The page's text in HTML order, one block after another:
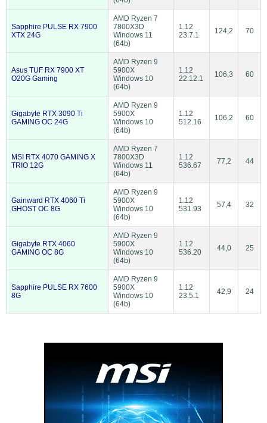
Sapphire PULSE RX 7900
XTX 24G
AMD Ryzen 7
7800X3D
Windows 11
(64b)
1.12
23.7.1
124,2 70
Asus TUF RX 7900 XT
O20G Gaming
AMD Ryzen 9
5900X
Windows 10
(64b)
1.12
22.12.1
106,3 60
Gigabyte RTX 3090 Ti
GAMING OC 24G
AMD Ryzen 9
5900X
Windows 10
(64b)
1.12
512.16
106,2 60
MSI RTX 4070 GAMING X
TRIO 12G
AMD Ryzen 7
7800X3D
Windows 11
(64b)
1.12
536.67
77,2 44
Gainward RTX 4060 Ti
GHOST OC 8G
AMD Ryzen 9
5900X
Windows 10
(64b)
1.12
531.93
57,4 32
Gigabyte RTX 4060
GAMING OC 8G
AMD Ryzen 9
5900X
Windows 10
(64b)
1.12
536.20
44,0 25
Sapphire PULSE RX 7600
8G
AMD Ryzen 9
5900X
Windows 10
(64b)
1.12
23.5.1
42,9 24